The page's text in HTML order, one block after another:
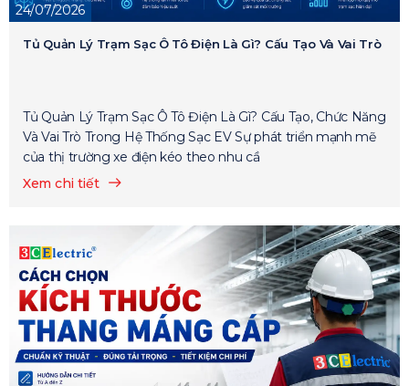
24/07/2026
Tủ Quản Lý Trạm Sạc Ô Tô Điện Là Gì? Cấu Tạo Và Vai Trò
Tủ Quản Lý Trạm Sạc Ô Tô Điện Là Gì? Cấu Tạo, Chức Năng
Và Vai Trò Trong Hệ Thống Sạc EV Sự phát triển mạnh mẽ
của thị trường xe điện kéo theo nhu cầ
Xem chi tiết